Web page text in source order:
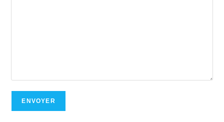
ENVOYER